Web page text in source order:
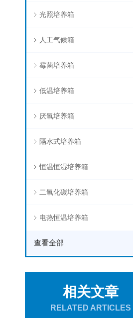
光照培养箱
人工气候箱
霉菌培养箱
低温培养箱
厌氧培养箱
隔水式培养箱
恒温恒湿培养箱
二氧化碳培养箱
电热恒温培养箱
查看全部
相关文章
RELATED ARTICLES